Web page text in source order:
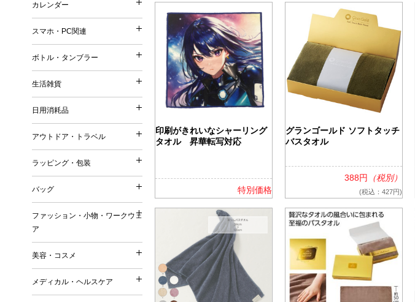
印刷がきれいなシャーリング
タオル 昇華転写対応
特別価格
グランゴールド ソフトタッチ
バスタオル
388円 （税別）
(税込：427円)
再生ファブリック／再生衣類（ポリエステル、ナイロン
他）
リサイクルコットン
フェアトレードコットン
オーガニックコットン
再生不織布
リサイクルPVC
再生紙
ラバーウッド（ゴムの木）
米・ライスレジン
セルロース
EVA
森林認証紙
森林認証紙使用パッケージ
シャープペンシル
鉛筆・色鉛筆
筆記具（その他）
メモ
手帳
普通紙 付箋
特殊紙・再生紙・古紙 付箋
フィルム 付箋
メモパッド・カバー無し 付箋
紙カバー・ソフトカバー付 付箋
缶・プラ・ケース入り 付箋
変わり種・セット・その他 付箋
名刺大サイズ 付箋
付箋本体に名入れ・印刷可
カレンダー
カレンダー
壁掛けカレンダー
卓上カレンダー
万年カレンダー
スマホ・PC関連
スマホ・PC関連
充電器・モバイルバッテリー
タッチペン
ケース・ポーチ
スタンド
ボトル・タンブラー
ボトル・タンブラー
ボトル
マグカップ
生活雑貨
生活雑貨
キッチングッズ（調理器具、雑貨）
マグネット
名入れ傘・雨具
キーホルダー
その他
日用消耗品
日用品ギフトセット
アウトドア・トラベル
アウトドア・トラベル
トラベルグッズ
アウトドアグッズ
ラッピング・包装
バッグ
バッグ
トートバッグ
名入れバッグ
エコバッグ
コットンバッグ
ファッション・小物・ワークウェ
ア
ファッション・小物・ワークウェア
ワークウェア
ストール・マフラー・UVケア
スリッパ・靴下
美容・コスメ
美容・コスメ
ポーチ（ファッション）
メディカル・ヘルスケア
メディカル・ヘルスケア